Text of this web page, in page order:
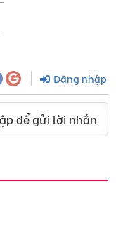
Đăng nhập
để gửi lời nhắn